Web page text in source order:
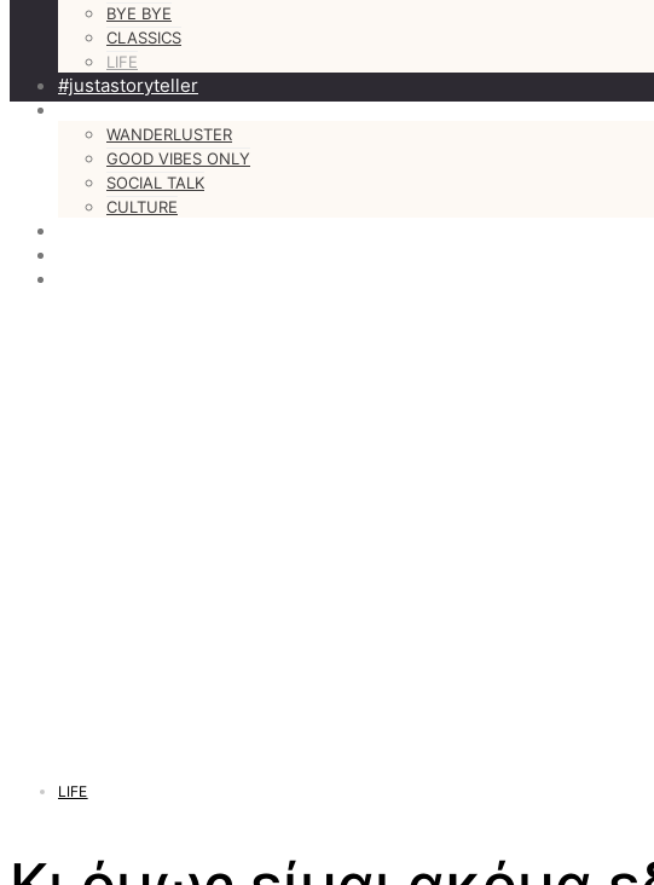
BYE BYE
CLASSICS
LIFE
#justastoryteller
MORE
WANDERLUSTER
GOOD VIBES ONLY
SOCIAL TALK
CULTURE
LIFE